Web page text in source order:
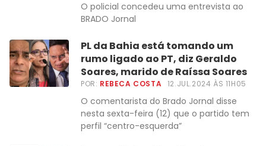
O policial concedeu uma entrevista ao
BRADO Jornal
PL da Bahia está tomando um
rumo ligado ao PT, diz Geraldo
Soares, marido de Raíssa Soares
POR: REBECA COSTA 12.JUL.2024 ÀS 11H05
O comentarista do Brado Jornal disse
nesta sexta-feira (12) que o partido tem
perfil “centro-esquerda”